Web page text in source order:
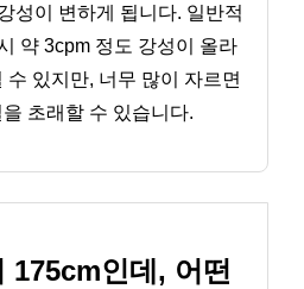
성이 변하게 됩니다. 일반적
약 3cpm 정도 강성이 올라
수 있지만, 너무 많이 자르면
초래할 수 있습니다.
175cm인데, 어떤